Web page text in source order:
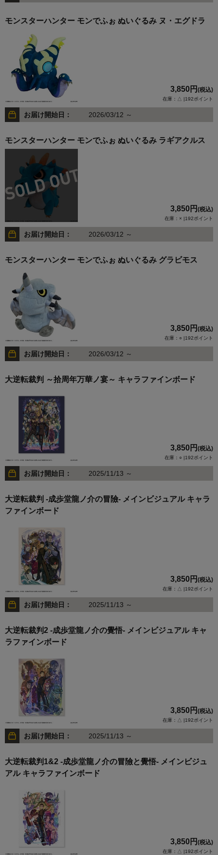
モンスターハンター モンでふぉ ぬいぐるみ ヌ・エグドラ
3,850円 (税込)
在庫：△ |192ポイント
お届け開始日： 2026/03/12 ～
モンスターハンター モンでふぉ ぬいぐるみ ラギアクルス
3,850円 (税込)
在庫：× |192ポイント
お届け開始日： 2026/03/12 ～
モンスターハンター モンでふぉ ぬいぐるみ グラビモス
3,850円 (税込)
在庫：○ |192ポイント
お届け開始日： 2026/03/12 ～
大逆転裁判 ～拾周年万華ノ宴～ キャラファインボード
3,850円 (税込)
在庫：○ |192ポイント
お届け開始日： 2025/11/13 ～
大逆転裁判 -成歩堂龍ノ介の冒險- メインビジュアル キャラ
ファインボード
3,850円 (税込)
在庫：△ |192ポイント
お届け開始日： 2025/11/13 ～
大逆転裁判2 -成歩堂龍ノ介の覺悟- メインビジュアル キャ
ラファインボード
3,850円 (税込)
在庫：△ |192ポイント
お届け開始日： 2025/11/13 ～
大逆転裁判1&2 -成歩堂龍ノ介の冒險と覺悟- メインビジュ
アル キャラファインボード
3,850円 (税込)
在庫：△ |192ポイント